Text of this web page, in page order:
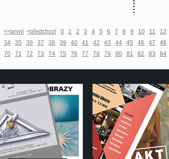
<<první <předchozí 0 1 2 3 4 5 6 7 8 9 10 11 12
34
35 36 37 38 39 40 41 42 43 44 45 46 47 48
70
71 72 73 74 75 76 77 78 79 80 81 82 83 84